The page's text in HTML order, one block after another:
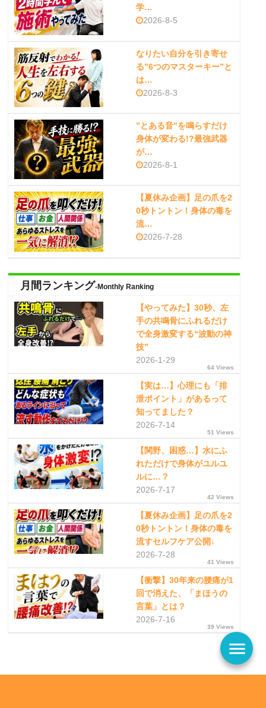
学…
2026-8-5
なりたい自分を引き寄せ
る”6つのマスターキー”と
は…
2026-8-3
”とある音”を鳴らすだけ
身体が変わる!?最強武器
が…
2026-8-1
【夏休み企画】足の爪を2
0秒トントン！身体の毒を
流…
2026-7-28
月間ランキング-Monthly Ranking
【やってみた】30秒、左
手の共鳴骨にふれるだけ
で全身激変する“波動の神
技”
2026-1-29
64 Views
【実は…】心理にも「排
泄ポイント」があるって
知ってました？
2026-7-14
51 Views
【関野、困惑…】水にふ
れただけで身体がユルユ
ルに…？
2026-7-17
42 Views
【夏休み企画】足の爪を2
0秒トントン！身体の毒を
流すセルフケア公開↓
2026-7-28
41 Views
【衝撃】30年来の腰痛が1
回で消えた、「まほうの
言葉」とは？
2026-7-16
39 Views
menu